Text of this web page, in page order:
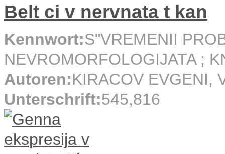
Belt ci v nervnata t kan
Kennwort:S"VREMENII
NEVROMORFOLOGIJATA ;
Autoren:KIRACOV EVGENI,
Unterschrift:545,816